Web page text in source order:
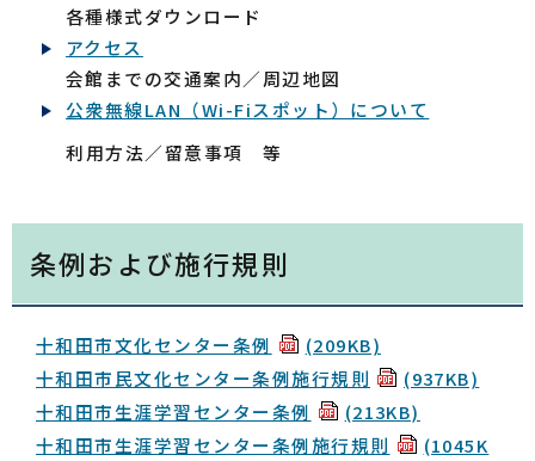
各種様式ダウンロード
アクセス
会館までの交通案内／周辺地図
公衆無線LAN（Wi-Fiスポット）について
利用方法／留意事項 等
条例および施行規則
十和田市文化センター条例
(209KB)
十和田市民文化センター条例施行規則
(937KB)
十和田市生涯学習センター条例
(213KB)
十和田市生涯学習センター条例施行規則
(1045K